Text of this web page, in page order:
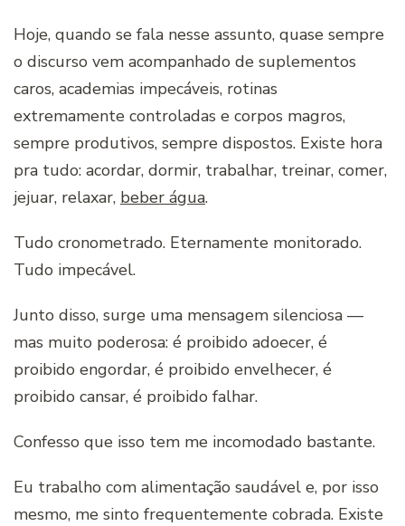
Hoje, quando se fala nesse assunto, quase sempre
o discurso vem acompanhado de suplementos
caros, academias impecáveis, rotinas
extremamente controladas e corpos magros,
sempre produtivos, sempre dispostos. Existe hora
pra tudo: acordar, dormir, trabalhar, treinar, comer,
jejuar, relaxar, beber água.
Tudo cronometrado. Eternamente monitorado.
Tudo impecável.
Junto disso, surge uma mensagem silenciosa —
mas muito poderosa: é proibido adoecer, é
proibido engordar, é proibido envelhecer, é
proibido cansar, é proibido falhar.
Confesso que isso tem me incomodado bastante.
Eu trabalho com alimentação saudável e, por isso
mesmo, me sinto frequentemente cobrada. Existe